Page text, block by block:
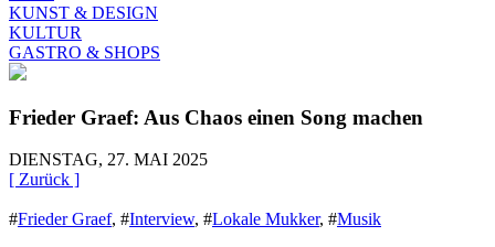
KUNST & DESIGN
KULTUR
GASTRO & SHOPS
Frieder Graef: Aus Chaos einen Song machen
DIENSTAG, 27. MAI 2025
[ Zurück ]
#Frieder Graef, #Interview, #Lokale Mukker, #Musik